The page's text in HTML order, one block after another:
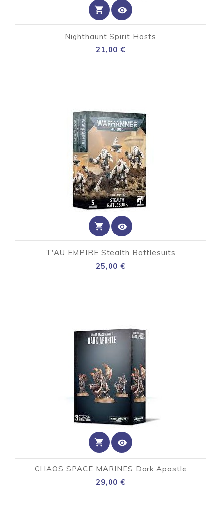
shopping_cart visibility
Nighthaunt Spirit Hosts
21,00 €
shopping_cart visibility
T'AU EMPIRE Stealth Battlesuits
25,00 €
shopping_cart visibility
CHAOS SPACE MARINES Dark Apostle
29,00 €